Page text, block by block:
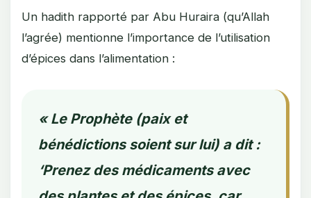
Un hadith rapporté par Abu Huraira (qu’Allah
l’agrée) mentionne l’importance de l’utilisation
d’épices dans l’alimentation :
« Le Prophète (paix et
bénédictions soient sur lui) a dit :
‘Prenez des médicaments avec